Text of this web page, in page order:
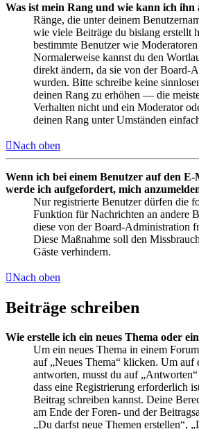
Was ist mein Rang und wie kann ich ihn
Ränge, die unter deinem
wie viele Beiträge du bislang erstellt
bestimmte Benutzer wie
Normalerweise kannst du den
direkt ändern, da sie von der Board-
wurden. Bitte schreibe keine
deinen Rang zu erhöhen — die
Verhalten nicht und ein Moderator
deinen Rang unter Umständen
Nach oben
Wenn ich bei einem Benutzer auf den
werde ich aufgefordert, mich
Nur registrierte Benutzer dürfen die
Funktion für Nachrichten an andere
diese von der Board-Administration
Diese Maßnahme soll den
Gäste verhindern.
Nach oben
Beiträge schreiben
Wie erstelle ich ein neues Thema oder
Um ein neues Thema in einem
auf „Neues Thema“ klicken. Um auf
antworten, musst du auf
dass eine Registrierung erforderlich
Beitrag schreiben kannst. Deine
am Ende der Foren- und der
„Du darfst neue Themen erstellen“,